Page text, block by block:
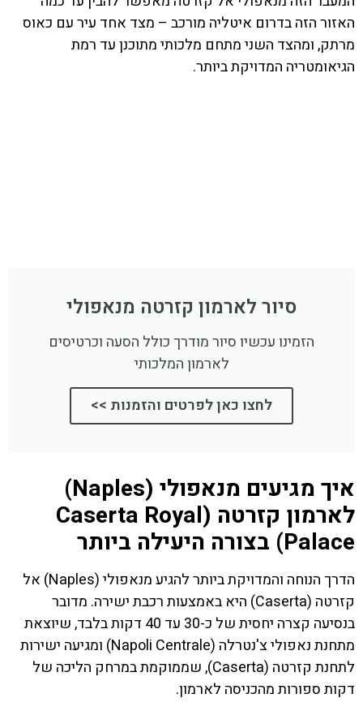
האזור הזה בדרום איטליה מורכב – מצד אחד עיר עם כאוס
מרתק, ומהצד השני מתחם מלכותי מתוכנן עד רמת
הגיאומטריה המדויקת ביותר.
סיור לארמון קזרטה מנאפולי
הזמינו עכשיו סיור מודרך כולל הסעה וכרטיסים
לארמון המלכותי
לחצו כאן לפרטים והזמנות >>
איך מגיעים מנאפולי (Naples)
לארמון קזרטה (Caserta Royal
Palace) בצורה היעילה ביותר
הדרך הנוחה והמדויקת ביותר להגיע מנאפולי (Naples) אל
קזרטה (Caserta) היא באמצעות רכבת ישירה. מדובר
בנסיעה קצרה יחסית של כ-30 עד 40 דקות בלבד, שיוצאת
מתחנת נאפולי צ'נטרלה (Napoli Centrale) ומגיעה ישירות
לתחנת קזרטה (Caserta), שממוקמת במרחק הליכה של
דקות ספורות מהכניסה לארמון.